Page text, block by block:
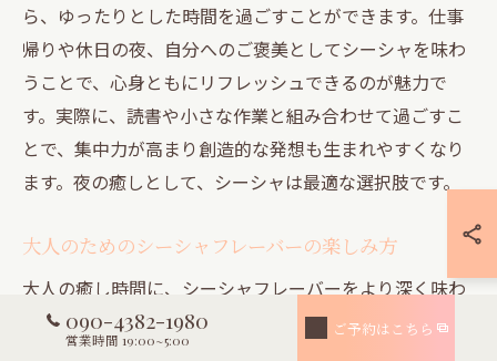
ら、ゆったりとした時間を過ごすことができます。仕事
帰りや休日の夜、自分へのご褒美としてシーシャを味わ
うことで、心身ともにリフレッシュできるのが魅力で
す。実際に、読書や小さな作業と組み合わせて過ごすこ
とで、集中力が高まり創造的な発想も生まれやすくなり
ます。夜の癒しとして、シーシャは最適な選択肢です。
大人のためのシーシャフレーバーの楽しみ方
大人の癒し時間に、シーシャフレーバーをより深く味わ
う方法があります。まず、自分の好みやその日の気分に
合わせてフレーバーを選ぶことが大切です。例えば、リ
090-4382-1980
営業時間 19:00~5:00
ご予約はこちら